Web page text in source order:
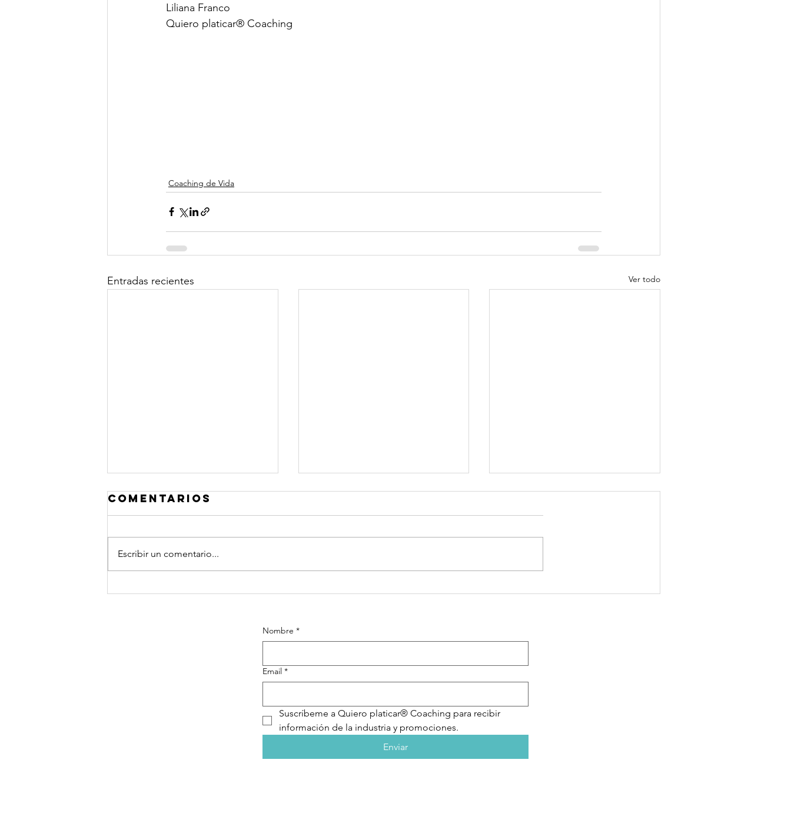
Liliana Franco
Quiero platicar® Coaching
Coaching de Vida
Entradas recientes Ver todo
Coach de la
Cómo
lograr tus
metas
10 Hábitos que
Comentarios
Escribir un comentario...
Nombre *
Email *
Suscríbeme a Quiero platicar® Coaching para recibir
información de la industria y promociones.
Enviar